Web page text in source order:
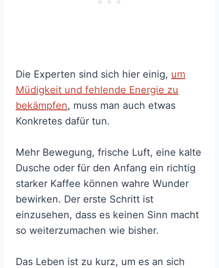
Die Experten sind sich hier einig, um
Müdigkeit und fehlende Energie zu
bekämpfen, muss man auch etwas
Konkretes dafür tun.
Mehr Bewegung, frische Luft, eine kalte
Dusche oder für den Anfang ein richtig
starker Kaffee können wahre Wunder
bewirken. Der erste Schritt ist
einzusehen, dass es keinen Sinn macht
so weiterzumachen wie bisher.
Das Leben ist zu kurz, um es an sich